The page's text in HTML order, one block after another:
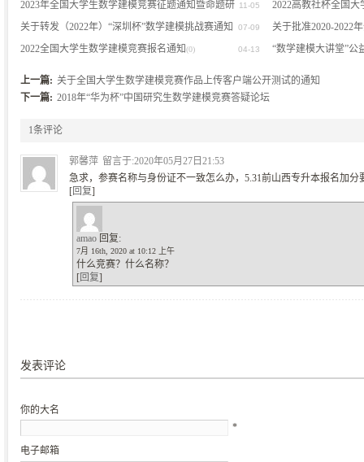
(0)
11-05
2023年全国大学生数学建模竞赛征题通知暨命题研
讨会预通知(0)
2022高教社杯全国
07-09
关于转发（2022年）“深圳杯”数学建模挑战赛通知
的通知(0)
关于批准2020-2022
研究课题的通告(0)
04-13
2022全国大学生数学建模竞赛报名通知(0) “数学建模大讲堂”公
上一篇: 关于全国大学生数学建模竞赛作品上传客户端公开测试的通知
下一篇: 2018年“华为杯”中国研究生数学建模竞赛答疑论坛
1条评论
郭馨萍 留言于:2020年05月27日21:53
急求，参赛名称与身份证不一致怎么办，5.31前山西专升本报名加分要
[回复]
amao 回复:
7月 16th, 2020 at 10:12 上午
什么竞赛？什么名称？
[回复]
发表评论
你的大名
*
电子邮箱